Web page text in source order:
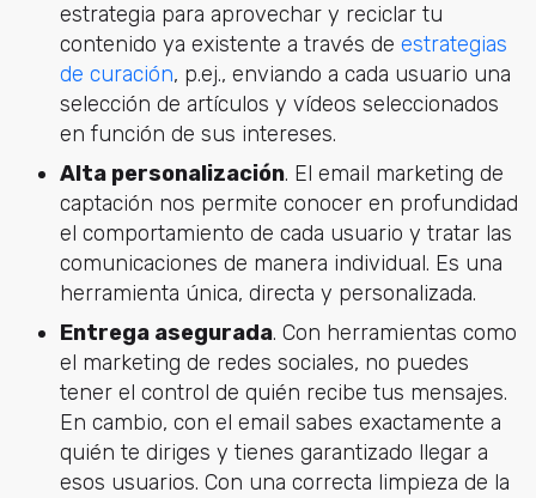
estrategia para aprovechar y reciclar tu
contenido ya existente a través de estrategias
de curación, p.ej., enviando a cada usuario una
selección de artículos y vídeos seleccionados
en función de sus intereses.
Alta personalización. El email marketing de
captación nos permite conocer en profundidad
el comportamiento de cada usuario y tratar las
comunicaciones de manera individual. Es una
herramienta única, directa y personalizada.
Entrega asegurada. Con herramientas como
el marketing de redes sociales, no puedes
tener el control de quién recibe tus mensajes.
En cambio, con el email sabes exactamente a
quién te diriges y tienes garantizado llegar a
esos usuarios. Con una correcta limpieza de la